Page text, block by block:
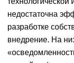
недостаточна
разработке
внедрение. На